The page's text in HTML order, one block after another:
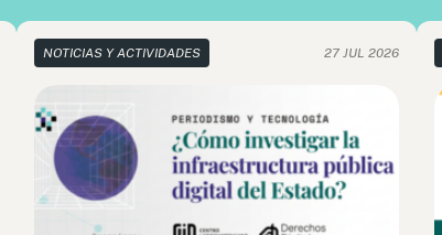
NOTICIAS Y ACTIVIDADES 27 JUL 2026